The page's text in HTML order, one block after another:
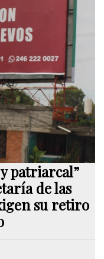
patriarcal”
de las
su retiro